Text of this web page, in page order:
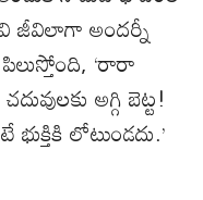
అందర్నీ
‘రారా
అగ్గి బెట్ట!
లోటుండదు.’